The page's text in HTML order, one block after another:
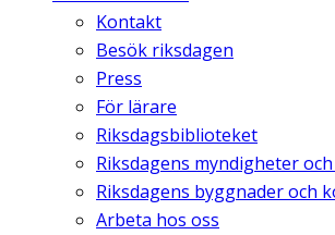
Kontakt
Besök riksdagen
Press
För lärare
Riksdagsbiblioteket
Riksdagens myndigheter
Riksdagens byggnader och
Arbeta hos oss